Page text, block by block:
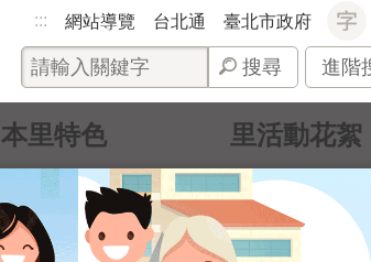
::: 網站導覽 台北通 臺北市政府
搜尋 進階
本里特色 里活動花絮